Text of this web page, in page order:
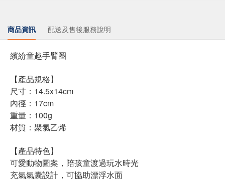
商品資訊 配送及售後服務說明
繽紛童趣手臂圈
【產品規格】
尺寸：14.5x14cm
內徑：17cm
重量：100g
材質：聚氯乙烯
【產品特色】
可愛動物圖案，陪孩童渡過玩水時光
充氣氣囊設計，可協助漂浮水面